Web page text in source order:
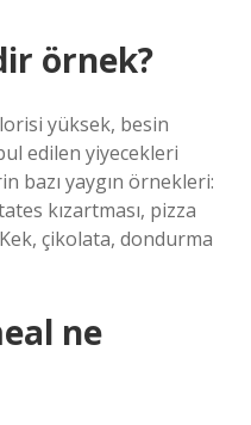
örnek?
yüksek, besin
edilen yiyecekleri
bazı yaygın örnekleri:
kızartması, pizza
çikolata, dondurma
ne